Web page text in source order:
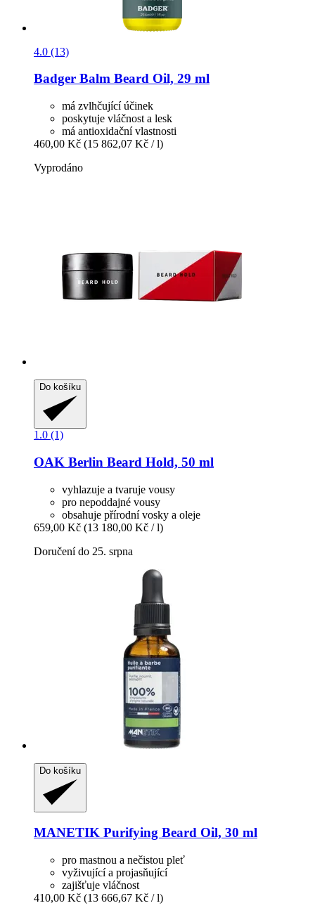
4.0 (13)
Badger Balm Beard Oil, 29 ml
má zvlhčující účinek
poskytuje vláčnost a lesk
má antioxidační vlastnosti
460,00 Kč (15 862,07 Kč / l)
Vyprodáno
Do košíku
1.0 (1)
OAK Berlin Beard Hold, 50 ml
vyhlazuje a tvaruje vousy
pro nepoddajné vousy
obsahuje přírodní vosky a oleje
659,00 Kč (13 180,00 Kč / l)
Doručení do 25. srpna
Do košíku
MANETIK Purifying Beard Oil, 30 ml
pro mastnou a nečistou pleť
vyživující a projasňující
zajišťuje vláčnost
410,00 Kč (13 666,67 Kč / l)